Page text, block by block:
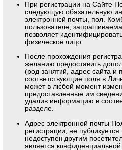
При регистрации на Сайте
следующую обязательную
электронной почты, пол.
пользователе,
позволяет
физическое лицо.
После прохождения
желанию предоставить
(род занятий, адрес сайта и
соответствующие поля в
может в любой момент
предоставленные им
удалив информацию в
разделе.
Адрес электронной почты
регистрации, не
недоступен другим
является